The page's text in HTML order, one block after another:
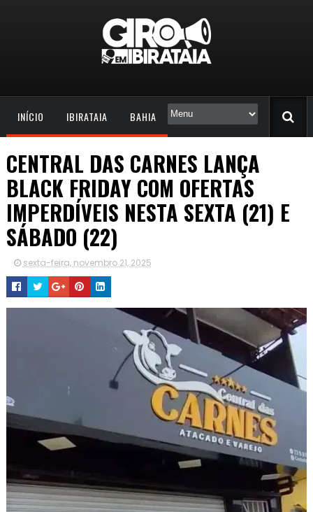
INÍCIO IBIRATAIA BAHIA
CENTRAL DAS CARNES LANÇA
BLACK FRIDAY COM OFERTAS
IMPERDÍVEIS NESTA SEXTA (21) E
SÁBADO (22)
sexta-feira, novembro 21, 2025